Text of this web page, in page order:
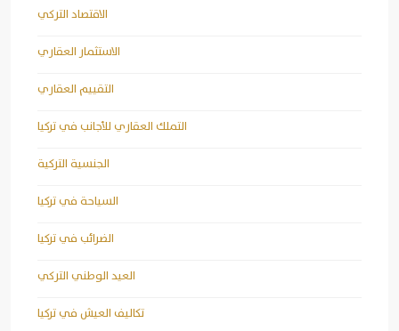
الاقتصاد التركي
الاستثمار العقاري
التقييم العقاري
التملك العقاري للأجانب في تركيا
الجنسية التركية
السياحة في تركيا
الضرائب في تركيا
العيد الوطني التركي
تكاليف العيش في تركيا